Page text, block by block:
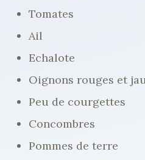
Tomates
Ail
Echalote
Oignons rouges et
Peu de courgettes
Concombres
Pommes de terre